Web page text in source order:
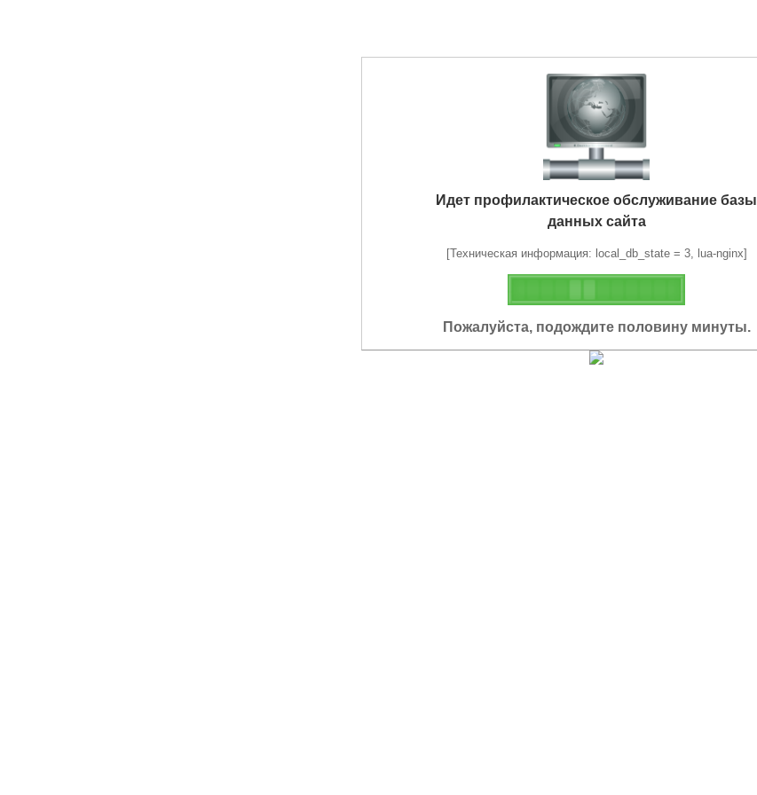
Идет профилактическое обслуживание базы
данных сайта
[Техническая информация: local_db_state = 3, lua-nginx]
Пожалуйста, подождите половину минуты.